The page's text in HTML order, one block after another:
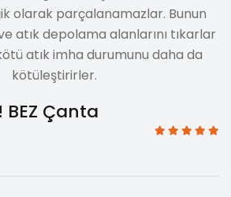
olarak parçalanamazlar. Bunun
atık depolama alanlarını tıkarlar
atık imha durumunu daha da
kötüleştirirler.
BEZ Çanta